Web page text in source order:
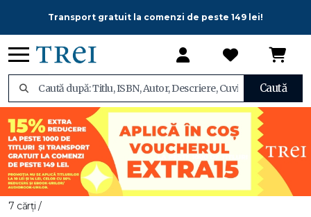
Transport gratuit la comenzi de peste 149 lei!
Caută
7 cărți /